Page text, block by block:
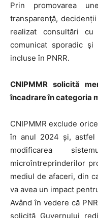
Prin promovarea
transparenţă,
realizat consultări
comunicat sporadic
incluse în PNRR.
CNIPMMR solicită
încadrare în categoria
CNIPMMR exclude
în anul 2024 și, astfel
modificarea
microîntreprinderilor
mediul de afaceri, din
va avea un impact
Având în vedere că
solicită Guvernului